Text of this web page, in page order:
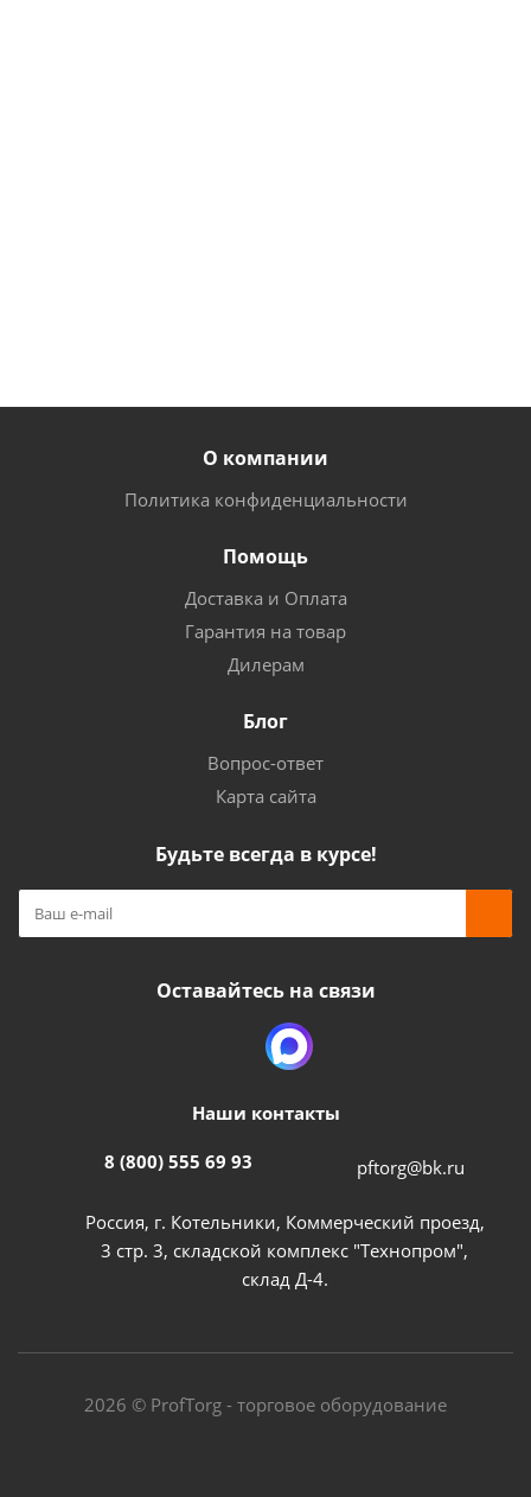
О компании
Политика конфиденциальности
Помощь
Доставка и Оплата
Гарантия на товар
Дилерам
Блог
Вопрос-ответ
Карта сайта
Будьте всегда в курсе!
Оставайтесь на связи
Наши контакты
8 (800) 555 69 93 pftorg@bk.ru
Россия, г. Котельники, Коммерческий проезд,
3 стр. 3, складской комплекс "Технопром",
склад Д-4.
2026 © ProfTorg - торговое оборудование